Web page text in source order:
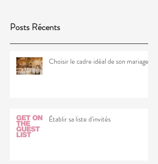
Posts Récents
Choisir le cadre idéal de son mariage!
Établir sa liste d'invités